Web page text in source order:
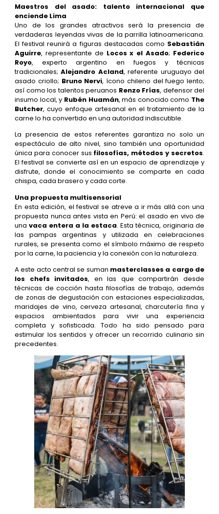
Maestros del asado: talento internacional que
enciende Lima
Uno de los grandes atractivos será la presencia de
verdaderas leyendas vivas de la parrilla latinoamericana.
El festival reunirá a figuras destacadas como Sebastián
Aguirre, representante de Locos x el Asado; Federico
Royo, experto argentino en fuegos y técnicas
tradicionales; Alejandro Acland, referente uruguayo del
asado criollo; Bruno Nervi, ícono chileno del fuego lento;
así como los talentos peruanos Renzo Frías, defensor del
insumo local, y Rubén Huamán, más conocido como The
Butcher, cuyo enfoque artesanal en el tratamiento de la
carne lo ha convertido en una autoridad indiscutible.
La presencia de estos referentes garantiza no solo un
espectáculo de alto nivel, sino también una oportunidad
única para conocer sus filosofías, métodos y secretos.
El festival se convierte así en un espacio de aprendizaje y
disfrute, donde el conocimiento se comparte en cada
chispa, cada brasero y cada corte.
Una propuesta multisensorial
En esta edición, el festival se atreve a ir más allá con una
propuesta nunca antes vista en Perú: el asado en vivo de
una vaca entera a la estaca. Esta técnica, originaria de
las pampas argentinas y utilizada en celebraciones
rurales, se presenta como el símbolo máximo de respeto
por la carne, la paciencia y la conexión con la naturaleza.
A este acto central se suman masterclasses a cargo de
los chefs invitados, en las que compartirán desde
técnicas de cocción hasta filosofías de trabajo, además
de zonas de degustación con estaciones especializadas,
maridajes de vino, cerveza artesanal, charcutería fina y
espacios ambientados para vivir una experiencia
completa y sofisticada. Todo ha sido pensado para
estimular los sentidos y ofrecer un recorrido culinario sin
precedentes.